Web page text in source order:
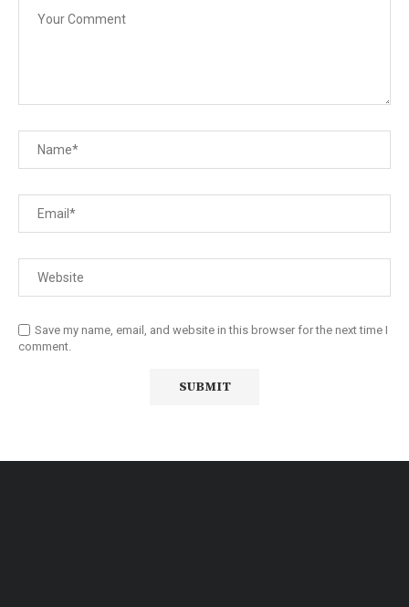
Save my name, email, and website in this browser for the next time I
comment.